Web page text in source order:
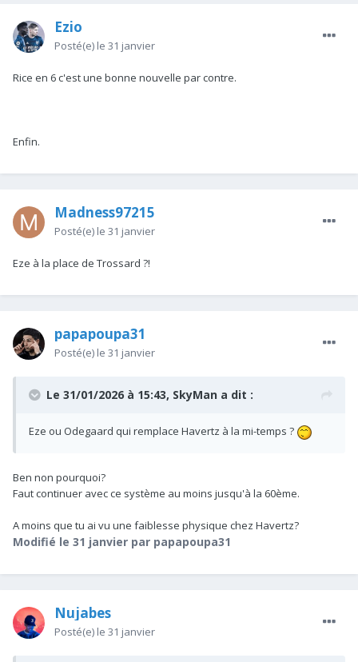
Ezio
Posté(e) le 31 janvier
Rice en 6 c'est une bonne nouvelle par contre.
Enfin.
Madness97215
Posté(e) le 31 janvier
Eze à la place de Trossard ?!
papapoupa31
Posté(e) le 31 janvier
Le 31/01/2026 à 15:43, SkyMan a dit :
Eze ou Odegaard qui remplace Havertz à la mi-temps ?
Ben non pourquoi?
Faut continuer avec ce système au moins jusqu'à la 60ème.
A moins que tu ai vu une faiblesse physique chez Havertz?
Modifié le 31 janvier par papapoupa31
Nujabes
Posté(e) le 31 janvier